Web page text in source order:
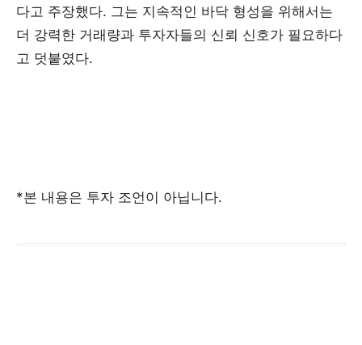
다고 주장했다. 그는 지속적인 바닥 형성을 위해서는
더 강력한 거래량과 투자자들의 신뢰 신호가 필요하다
고 덧붙였다.
*본 내용은 투자 조언이 아닙니다.